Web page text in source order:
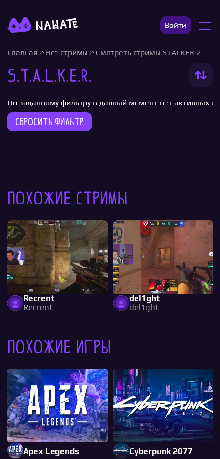
Войти
Главная Все стримы Смотреть стримы STALKER 2
S.T.A.L.K.E.R.
По заданному фильтру в данный момент нет активных
Сбросить фильтр
Похожие стримы
Recrent
Recrent
del1ght
del1ght
Похожие игры
Apex Legends Cyberpunk 2077